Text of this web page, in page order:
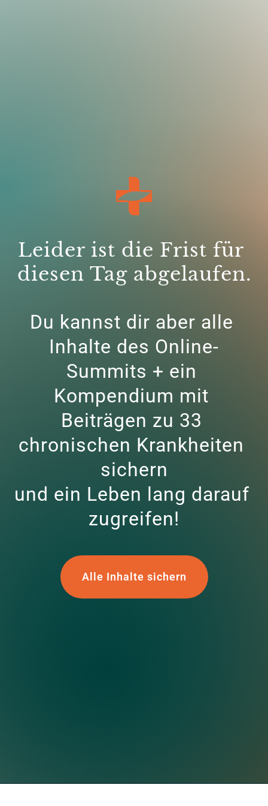
Leider ist die Frist für
diesen Tag abgelaufen.
Du kannst dir aber alle
Inhalte des Online-
Summits + ein
Kompendium mit
Beiträgen zu 33
chronischen Krankheiten
sichern
und ein Leben lang darauf
zugreifen!
Alle Inhalte sichern